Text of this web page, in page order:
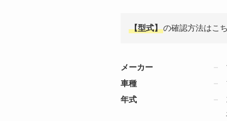
【型式】の確認方法はこ
メーカー
車種
年式